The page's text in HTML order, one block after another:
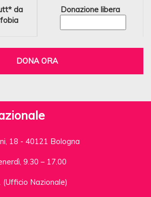
da
Donazione libera
DONA ORA
18 - 40121 Bologna
9.30 – 17.00
Nazionale)